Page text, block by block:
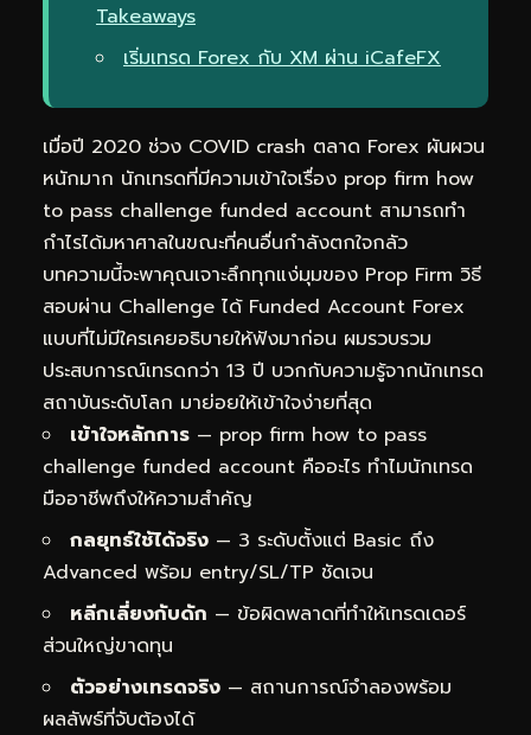
Takeaways
เริ่มเทรด Forex กับ XM ผ่าน iCafeFX
เมื่อปี 2020 ช่วง COVID crash ตลาด Forex ผันผวน
หนักมาก นักเทรดที่มีความเข้าใจเรื่อง prop firm how
to pass challenge funded account สามารถทำ
กำไรได้มหาศาลในขณะที่คนอื่นกำลังตกใจกลัว
บทความนี้จะพาคุณเจาะลึกทุกแง่มุมของ Prop Firm วิธี
สอบผ่าน Challenge ได้ Funded Account Forex
แบบที่ไม่มีใครเคยอธิบายให้ฟังมาก่อน ผมรวบรวม
ประสบการณ์เทรดกว่า 13 ปี บวกกับความรู้จากนักเทรด
สถาบันระดับโลก มาย่อยให้เข้าใจง่ายที่สุด
เข้าใจหลักการ — prop firm how to pass
challenge funded account คืออะไร ทำไมนักเทรด
มืออาชีพถึงให้ความสำคัญ
กลยุทธ์ใช้ได้จริง — 3 ระดับตั้งแต่ Basic ถึง
Advanced พร้อม entry/SL/TP ชัดเจน
หลีกเลี่ยงกับดัก — ข้อผิดพลาดที่ทำให้เทรดเดอร์
ส่วนใหญ่ขาดทุน
ตัวอย่างเทรดจริง — สถานการณ์จำลองพร้อม
ผลลัพธ์ที่จับต้องได้